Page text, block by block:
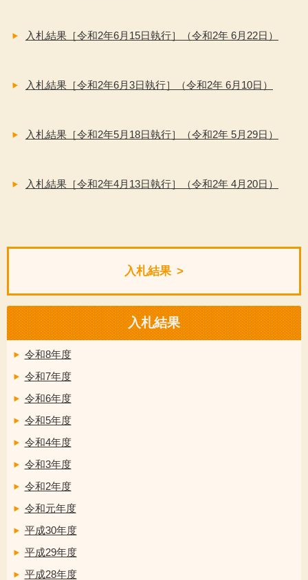
入札結果［令和2年6月15日執行］（令和2年 6月22日）
入札結果［令和2年6月3日執行］（令和2年 6月10日）
入札結果［令和2年5月18日執行］（令和2年 5月29日）
入札結果［令和2年4月13日執行］（令和2年 4月20日）
入札結果
入札結果
令和8年度
令和7年度
令和6年度
令和5年度
令和4年度
令和3年度
令和2年度
令和元年度
平成30年度
平成29年度
平成28年度